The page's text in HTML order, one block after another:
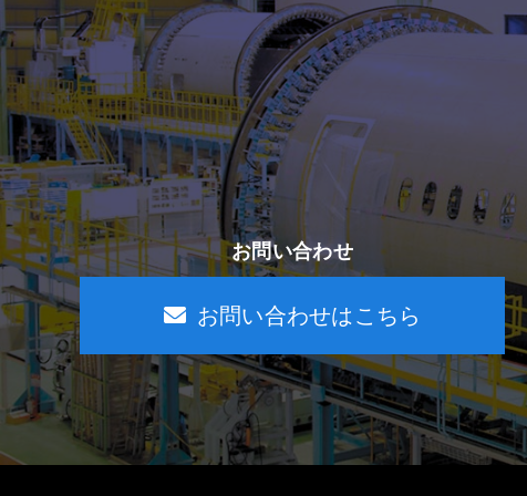
お問い合わせ
お問い合わせはこちら